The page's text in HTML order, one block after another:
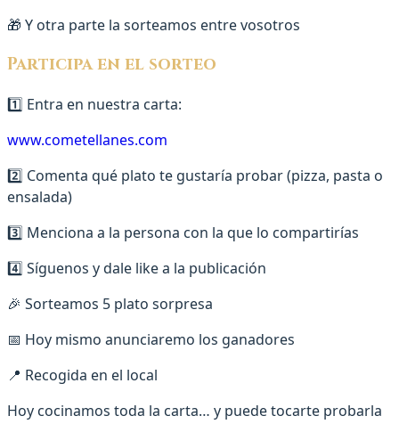
🎁 Y otra parte la sorteamos entre vosotros
Participa en el sorteo
1️⃣ Entra en nuestra carta:
www.cometellanes.com
2️⃣ Comenta qué plato te gustaría probar (pizza, pasta o
ensalada)
3️⃣ Menciona a la persona con la que lo compartirías
4️⃣ Síguenos y dale like a la publicación
🎉 Sorteamos 5 plato sorpresa
📅 Hoy mismo anunciaremo los ganadores
📍 Recogida en el local
Hoy cocinamos toda la carta… y puede tocarte probarla